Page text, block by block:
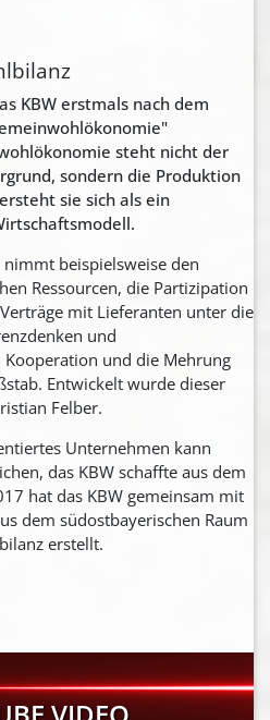
KBW erstmals nach dem
steht nicht der
sondern die Produktion
sie sich als ein
beispielsweise den
Ressourcen, die Partizipation
mit Lieferanten unter die
und
und die Mehrung
Entwickelt wurde dieser
Felber.
Unternehmen kann
das KBW schaffte aus dem
hat das KBW gemeinsam mit
dem südostbayerischen Raum
erstellt.